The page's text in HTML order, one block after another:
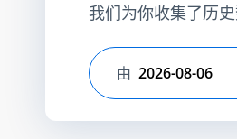
我们为你收集了历
选择开始日期
由